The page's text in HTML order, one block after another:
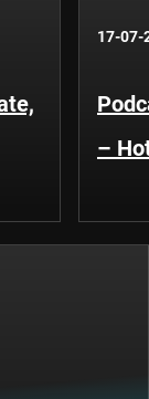
17-07-
–